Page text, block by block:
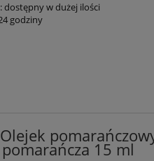
dostępny w dużej ilości
godziny
pomarańcza 15 ml